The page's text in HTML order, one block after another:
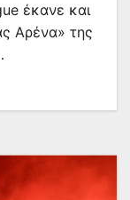
έκανε και
Αρένα» της